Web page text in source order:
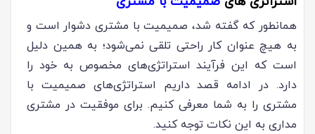
همانطور که گفته شد، صمیمیت با مشتری دشوار است و
به هیچ عنوان کار راحتی تلقی نمی‌شود؛ به همین دلیل
است که این فرآیند استراتژی‌های مخصوص به خود را
دارد. در ادامه قصد داریم استراتژی‌های صمیمیت با
مشتری را به شما معرفی کنیم. برای موفقیت در مشتری
مداری به این نکات توجه کنید.